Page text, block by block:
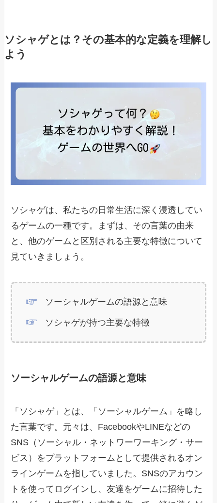
ソシャゲとは？その基本的な定義を理解し
よう
ソシャゲは、私たちの日常生活に深く浸透してい
るゲームの一種です。まずは、その言葉の由来
と、他のゲームと区別される主要な特徴について
見ていきましょう。
ソーシャルゲームの語源と意味
ソシャゲが持つ主要な特徴
ソーシャルゲームの語源と意味
「ソシャゲ」とは、「ソーシャルゲーム」を略し
た言葉です。元々は、FacebookやLINEなどの
SNS（ソーシャル・ネットワーワーキング・サー
ビス）をプラットフォームとして提供されるオン
ラインゲームを指していました。SNSのアカウン
トを使ってログインし、友達をゲームに招待した